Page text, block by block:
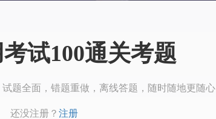
试100通关考题
题全面，错题重做，离线答题，随时随地更随心
还没注册？ 注册